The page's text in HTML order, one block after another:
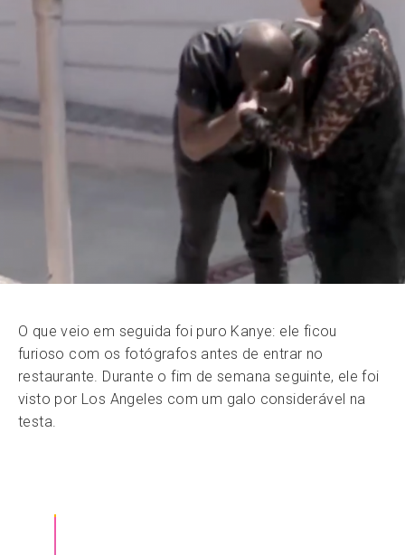
O que veio em seguida foi puro Kanye: ele ficou
furioso com os fotógrafos antes de entrar no
restaurante. Durante o fim de semana seguinte, ele foi
visto por Los Angeles com um galo considerável na
testa.